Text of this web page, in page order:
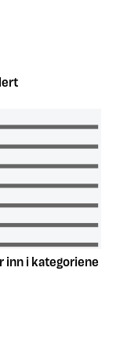
inn i kategoriene